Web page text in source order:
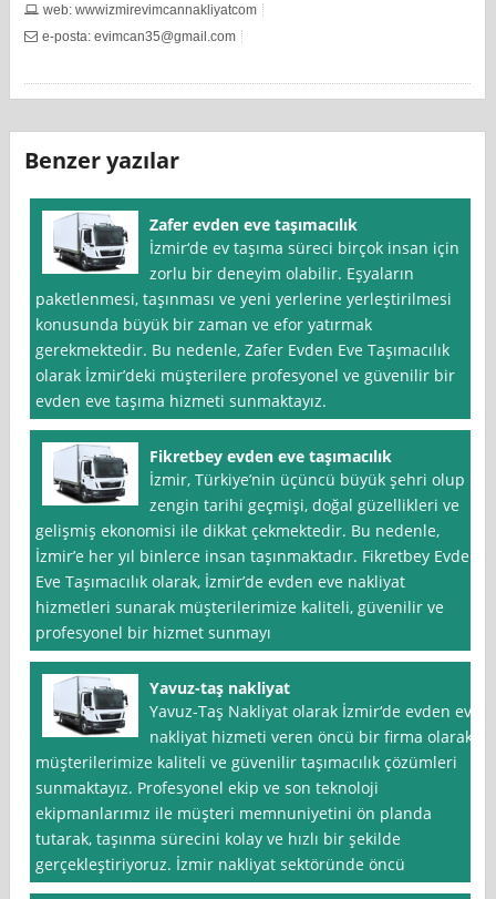
web: wwwizmirevimcannakliyatcom
e-posta:evimcan35@gmail.com
Benzer yazılar
Zafer evden eve taşımacılık
İzmir‘de ev taşıma süreci birçok insan için
zorlu bir deneyim olabilir. Eşyaların
paketlenmesi, taşınması ve yeni yerlerine yerleştirilmesi
konusunda büyük bir zaman ve efor yatırmak
gerekmektedir. Bu nedenle, Zafer Evden Eve Taşımacılık
olarak İzmir’deki müşterilere profesyonel ve güvenilir bir
evden eve taşıma hizmeti sunmaktayız.
Fikretbey evden eve taşımacılık
İzmir, Türkiye’nin üçüncü büyük şehri olup
zengin tarihi geçmişi, doğal güzellikleri ve
gelişmiş ekonomisi ile dikkat çekmektedir. Bu nedenle,
İzmir’e her yıl binlerce insan taşınmaktadır. Fikretbey Evden
Eve Taşımacılık olarak, İzmir’de evden eve nakliyat
hizmetleri sunarak müşterilerimize kaliteli, güvenilir ve
profesyonel bir hizmet sunmayı
Yavuz-taş nakliyat
Yavuz-Taş Nakliyat olarak İzmir‘de evden eve
nakliyat hizmeti veren öncü bir firma olarak,
müşterilerimize kaliteli ve güvenilir taşımacılık çözümleri
sunmaktayız. Profesyonel ekip ve son teknoloji
ekipmanlarımız ile müşteri memnuniyetini ön planda
tutarak, taşınma sürecini kolay ve hızlı bir şekilde
gerçekleştiriyoruz. İzmir nakliyat sektöründe öncü